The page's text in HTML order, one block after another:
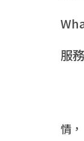
服
(
情，